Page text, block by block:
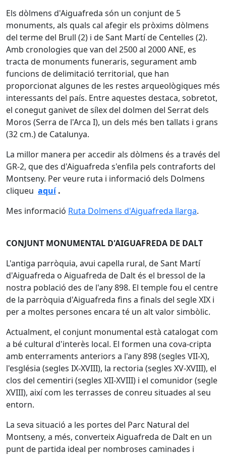
Els dòlmens d'Aiguafreda són un conjunt de 5
monuments, als quals cal afegir els pròxims dòlmens
del terme del Brull (2) i de Sant Martí de Centelles (2).
Amb cronologies que van del 2500 al 2000 ANE, es
tracta de monuments funeraris, segurament amb
funcions de delimitació territorial, que han
proporcionat algunes de les restes arqueològiques més
interessants del país. Entre aquestes destaca, sobretot,
el conegut ganivet de sílex del dolmen del Serrat dels
Moros (Serra de l'Arca I), un dels més ben tallats i grans
(32 cm.) de Catalunya.
La millor manera per accedir als dòlmens és a través del
GR-2, que des d'Aiguafreda s'enfila pels contraforts del
Montseny. Per veure ruta i informació dels Dolmens
cliqueu aquí.
Mes informació Ruta Dolmens d'Aiguafreda llarga.
CONJUNT MONUMENTAL D'AIGUAFREDA DE DALT
L'antiga parròquia, avui capella rural, de Sant Martí
d'Aiguafreda o Aiguafreda de Dalt és el bressol de la
nostra població des de l'any 898. El temple fou el centre
de la parròquia d'Aiguafreda fins a finals del segle XIX i
per a moltes persones encara té un alt valor simbòlic.
Actualment, el conjunt monumental està catalogat com
a bé cultural d'interès local. El formen una cova-cripta
amb enterraments anteriors a l'any 898 (segles VII-X),
l'església (segles IX-XVIII), la rectoria (segles XV-XVIII), el
clos del cementiri (segles XII-XVIII) i el comunidor (segle
XVIII), així com les terrasses de conreu situades al seu
entorn.
La seva situació a les portes del Parc Natural del
Montseny, a més, converteix Aiguafreda de Dalt en un
punt de partida ideal per nombroses caminades i